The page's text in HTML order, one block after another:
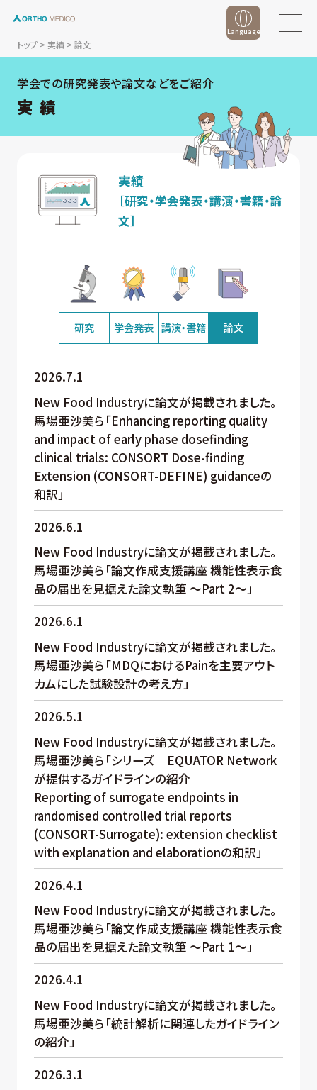
トップ> 実績 > 論文
Language
学会での研究発表や論文などをご紹介
実 績
実績
［研究・学会発表・講演・書籍・論
文］
研究 学会発表 講演・書籍 論文
2026.7.1
New Food Industryに論文が掲載されました。
馬場亜沙美ら「Enhancing reporting quality
and impact of early phase dosefinding
clinical trials: CONSORT Dose-finding
Extension (CONSORT-DEFINE) guidanceの
和訳」
2026.6.1
New Food Industryに論文が掲載されました。
馬場亜沙美ら「論文作成支援講座 機能性表示食
品の届出を見据えた論文執筆 ～Part 2～」
2026.6.1
New Food Industryに論文が掲載されました。
馬場亜沙美ら「MDQにおけるPainを主要アウト
カムにした試験設計の考え方」
2026.5.1
New Food Industryに論文が掲載されました。
馬場亜沙美ら「シリーズ EQUATOR Network
が提供するガイドラインの紹介
Reporting of surrogate endpoints in
randomised controlled trial reports
(CONSORT-Surrogate): extension checklist
with explanation and elaborationの和訳」
2026.4.1
New Food Industryに論文が掲載されました。
馬場亜沙美ら「論文作成支援講座 機能性表示食
品の届出を見据えた論文執筆 ～Part 1～」
2026.4.1
New Food Industryに論文が掲載されました。
馬場亜沙美ら「統計解析に関連したガイドライン
の紹介」
2026.3.1